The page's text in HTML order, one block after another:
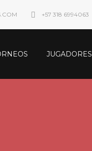
+57 318 6994063
JUGADORES